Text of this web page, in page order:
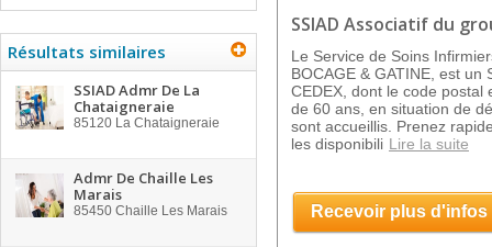
Résultats similaires
SSIAD Admr De La
Chataigneraie
85120 La Chataigneraie
Admr De Chaille Les
Marais
85450 Chaille Les Marais
SSIAD Associatif du
Le Service de Soins
BOCAGE & GATINE, est un
CEDEX, dont le code
de 60 ans, en situation de
sont accueillis. Prenez
les disponibili Lire la suite
Recevoir plus d'infos